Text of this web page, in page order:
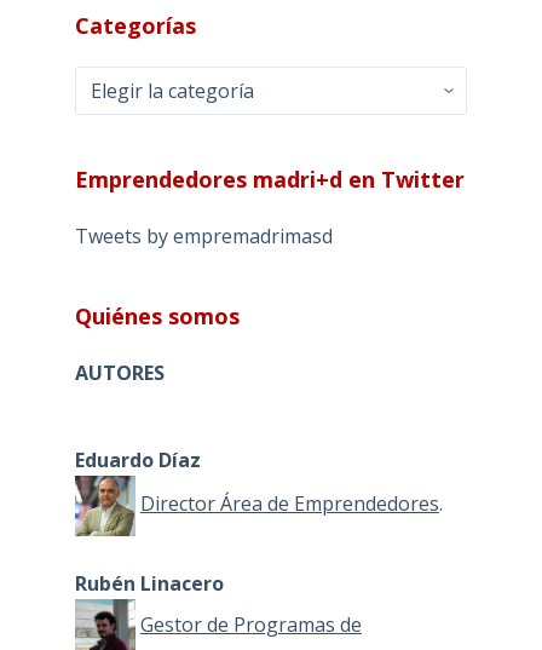
Categorías
Categorías
Emprendedores madri+d en Twitter
Tweets by empremadrimasd
Quiénes somos
AUTORES
Eduardo Díaz
Director Área de Emprendedores.
Rubén Linacero
Gestor de Programas de